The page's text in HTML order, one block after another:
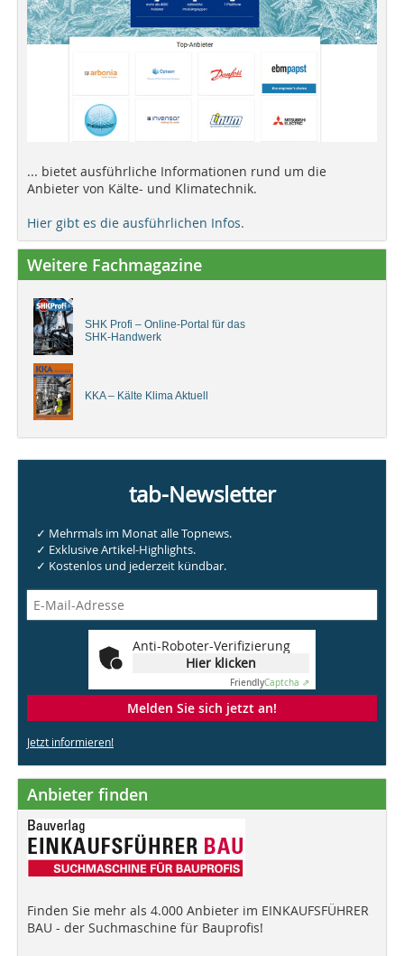
... bietet ausführliche Informationen rund um die
Anbieter von Kälte- und Klimatechnik.
Hier gibt es die ausführlichen Infos.
Weitere Fachmagazine
SHK Profi – Online-Portal für das
SHK-Handwerk
KKA – Kälte Klima Aktuell
tab-Newsletter
✓ Mehrmals im Monat alle Topnews.
✓ Exklusive Artikel-Highlights.
✓ Kostenlos und jederzeit kündbar.
Anti-Roboter-Verifizierung
Hier klicken
FriendlyCaptcha ⇗
Melden Sie sich jetzt an!
Jetzt informieren!
Anbieter finden
Finden Sie mehr als 4.000 Anbieter im EINKAUFSFÜHRER
BAU - der Suchmaschine für Bauprofis!